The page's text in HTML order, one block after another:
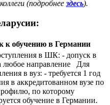
(подробнее здесь).
к обучению в Германии
в ШК: - допуск в
направление Для
в вуз: - требуется 1 год
в аккредитованном вузе по
по которому
обучение в Германии.